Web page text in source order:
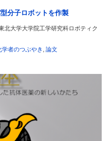
分子ロボットを作製
北大学大学院工学研究科ロボティク
学者のつぶやき 論文